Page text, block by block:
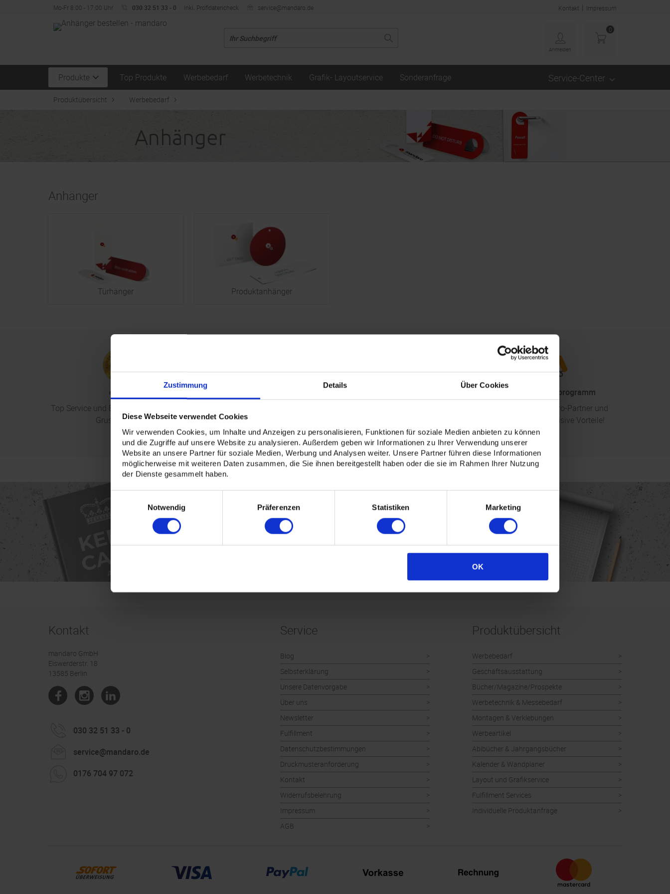
Zustimmung Details Über Cookies
Diese Webseite verwendet Cookies
Wir verwenden Cookies, um Inhalte und Anzeigen zu personalisieren, Funktionen für soziale Medien anbieten zu können
und die Zugriffe auf unsere Website zu analysieren. Außerdem geben wir Informationen zu Ihrer Verwendung unserer
Website an unsere Partner für soziale Medien, Werbung und Analysen weiter. Unsere Partner führen diese Informationen
möglicherweise mit weiteren Daten zusammen, die Sie ihnen bereitgestellt haben oder die sie im Rahmen Ihrer Nutzung
der Dienste gesammelt haben.
Notwendig
Präferenzen Statistiken Marketing
OK
Mo-Fr 8:00 - 17:00 Uhr 030 32 51 33 - 0 inkl. Profidatencheck service@mandaro.de Kontakt Impressum
Anmelden
0
Produkte Top Produkte Werbebedarf Werbetechnik Grafik- Layoutservice Sonderanfrage Service-Center
Produktübersicht Werbebedarf
Anhänger
Türhänger Produktanhänger
ekomi
Top Service und Betreuung; Mike, Firma
Gruschdesign
Profis checken
Partnerschaftsprogramm
Werden Sie mandaro-Partner und
genießen Sie exklusive Vorteile!
Kontakt
mandaro GmbH
Eiswerderstr. 18
13585 Berlin
030 32 51 33 - 0
service@mandaro.de
0176 704 97 072
Produktübersicht
Werbebedarf
Geschäftsausstattung
Bücher/Magazine/Prospekte
Werbetechnik & Messebedarf
Montagen & Verklebungen
Werbeartikel
Abibücher & Jahrgangsbücher
Kalender & Wandplaner
Layout und Grafikservice
Fulfillment Services
Individuelle Produktanfrage
Service
Blog
Selbsterklärung
Unsere Datenvorgabe
Über uns
Newsletter
Fulfillment
Datenschutzbestimmungen
Druckmusteranforderung
Kontakt
Widerrufsbelehrung
Impressum
AGB